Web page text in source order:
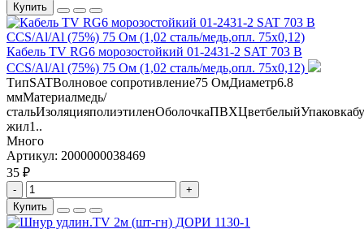
Купить
Кабель TV RG6 морозостойкий 01-2431-2 SAT 703 B
CCS/Al/Al (75%) 75 Ом (1,02 сталь/медь,опл. 75x0,12)
ТипSATВолновое сопротивление75 ОмДиаметр6.8
ммМатериалмедь/
жил1..
Много
Артикул: 2000000038469
35 ₽
-
+
Купить